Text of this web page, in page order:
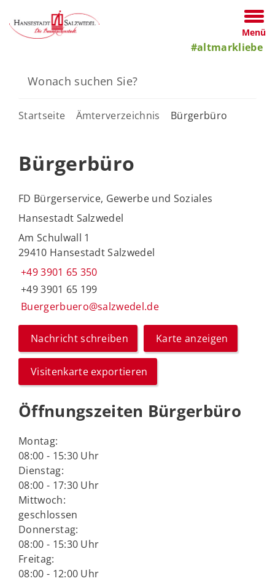
Menü
#altmarkliebe
Startseite Ämterverzeichnis Bürgerbüro
Bürgerbüro
FD Bürgerservice, Gewerbe und Soziales
Hansestadt Salzwedel
Am Schulwall 1
29410 Hansestadt Salzwedel
+49 3901 65 350
+49 3901 65 199
Buergerbuero@salzwedel.de
Nachricht schreiben Karte anzeigen
Visitenkarte exportieren
Öffnungszeiten Bürgerbüro
Montag:
08:00 - 15:30 Uhr
Dienstag:
08:00 - 17:30 Uhr
Mittwoch:
geschlossen
Donnerstag:
08:00 - 15:30 Uhr
Freitag:
08:00 - 12:00 Uhr